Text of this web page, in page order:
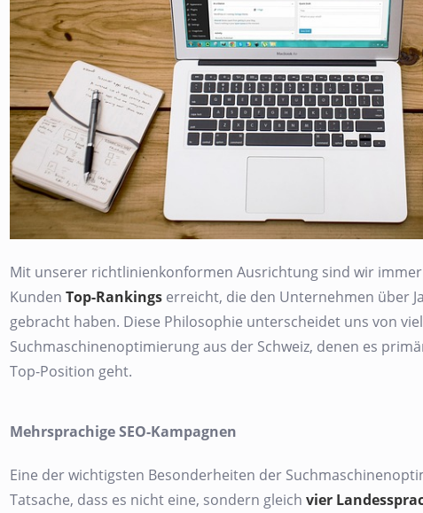
Mit unserer richtlinienkonformen Ausrichtung sind wir
Kunden Top-Rankings erreicht, die den Unternehmen über
gebracht haben. Diese Philosophie unterscheidet uns von
Suchmaschinenoptimierung aus der Schweiz, denen es
Top-Position geht.
Mehrsprachige SEO-Kampagnen
Eine der wichtigsten Besonderheiten der
Tatsache, dass es nicht eine, sondern gleich vier